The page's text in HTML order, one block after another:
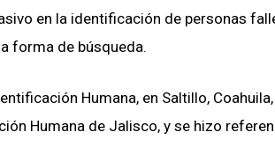
en la identificación de personas
forma de búsqueda.
Humana, en Saltillo,
Humana de Jalisco, y se hizo